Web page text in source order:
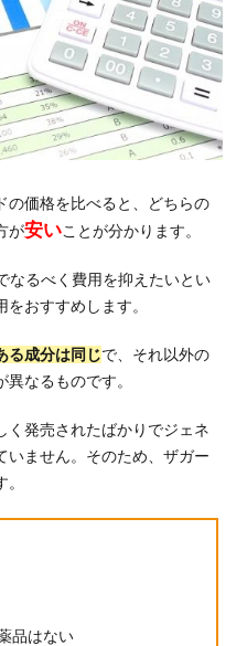
の価格を比べると、どちらの
が安いことが分かります。
なるべく費用を抑えたいとい
おすすめします。
る成分は同じで、それ以外の
なるものです。
く発売されたばかりでジェネ
いません。そのため、ザガー
品はない